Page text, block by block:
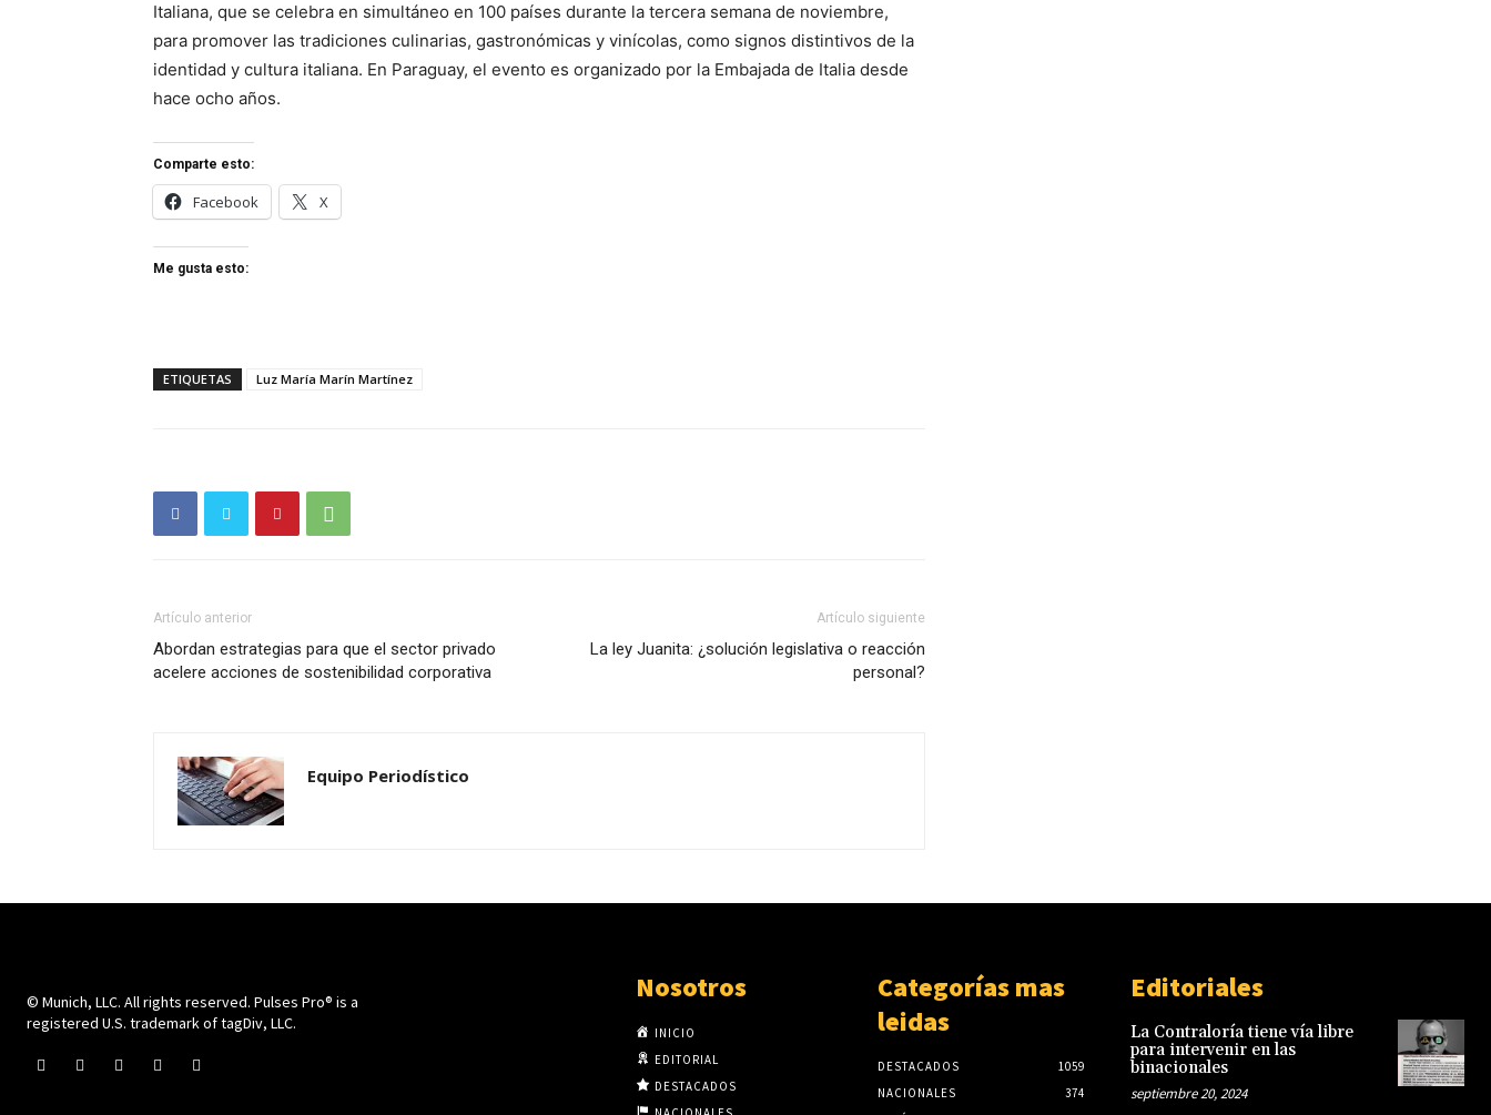
Italiana, que se celebra en simultáneo en 100 países durante la tercera semana de noviembre,
para promover las tradiciones culinarias, gastronómicas y vinícolas, como signos distintivos de la
identidad y cultura italiana. En Paraguay, el evento es organizado por la Embajada de Italia desde
hace ocho años.
Comparte esto:
Facebook X
Me gusta esto:
ETIQUETAS Luz María Marín Martínez
Artículo anterior
Abordan estrategias para que el sector privado
acelere acciones de sostenibilidad corporativa
Artículo siguiente
La ley Juanita: ¿solución legislativa o reacción
personal?
Equipo Periodístico
© Munich, LLC. All rights reserved. Pulses Pro® is a
registered U.S. trademark of tagDiv, LLC.
Nosotros
INICIO
EDITORIAL
DESTACADOS
Categorías mas
leidas
DESTACADOS
1059
NACIONALES
374
Editoriales
La Contraloría tiene vía libre
para intervenir en las
binacionales
septiembre 20, 2024